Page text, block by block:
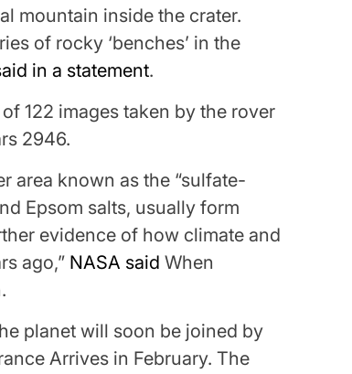
mountain inside the crater.
of rocky ‘benches’ in the
in a statement.
122 images taken by the rover
2946.
area known as the “sulfate-
Epsom salts, usually form
evidence of how climate and
ago,” NASA said When
planet will soon be joined by
Arrives in February. The